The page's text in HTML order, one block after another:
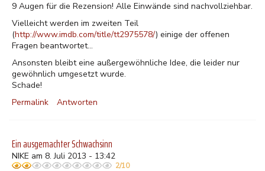
9 Augen für die Rezension! Alle Einwände sind nachvollziehbar.
Vielleicht werden im zweiten Teil
(http://www.imdb.com/title/tt2975578/) einige der offenen
Fragen beantwortet...
Ansonsten bleibt eine außergewöhnliche Idee, die leider nur
gewöhnlich umgesetzt wurde.
Schade!
Permalink
Antworten
Ein ausgemachter Schwachsinn
NIKE am 8. Juli 2013 - 13:42
2/10